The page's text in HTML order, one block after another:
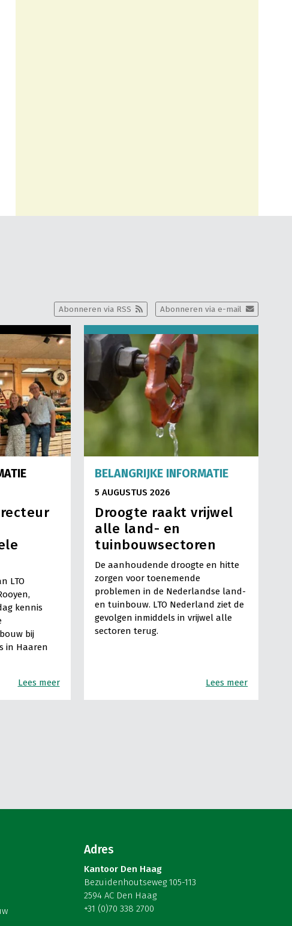
Abonneren via e-mail
Abonneren via RSS
LTO
kennis
bij
in Haaren
Lees meer
BELANGRIJKE INFORMATIE
5 AUGUSTUS 2026
Droogte raakt vrijwel
alle land- en
tuinbouwsectoren
De aanhoudende droogte en hitte
zorgen voor toenemende
problemen in de Nederlandse land-
en tuinbouw. LTO Nederland ziet de
gevolgen inmiddels in vrijwel alle
sectoren terug.
Lees meer
Adres
Kantoor Den Haag
Bezuidenhoutseweg 105-113
2594 AC Den Haag
+31 (0)70 338 2700